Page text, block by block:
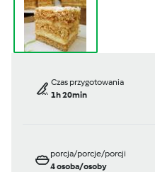
Czas przygotowania
1h 20min
porcja/porcje/porcji
4osoba/osoby